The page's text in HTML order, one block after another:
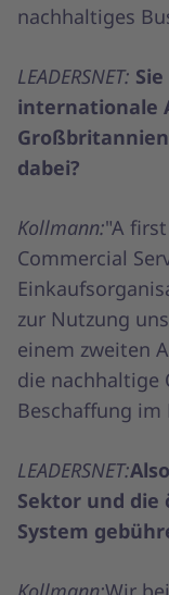
nachhaltiges
LEADERSNET:
internationale
dabei?
Kollmann:"A
Commercial
zur Nutzung
einem zweiten
die nachhaltige
Beschaffung
LEADERSNET:
Sektor und die
System